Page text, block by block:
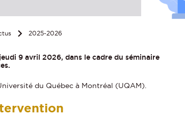
2025-2026
9 avril 2026, dans le cadre du séminaire
du Québec à Montréal (UQAM).